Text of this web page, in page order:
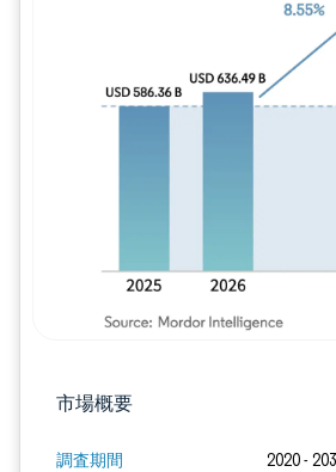
市場概要
調査期間 2020 -